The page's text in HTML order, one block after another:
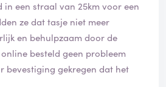
in een straal van 25km voor een
ze dat tasje niet meer
en behulpzaam door de
besteld geen probleem
bevestiging gekregen dat het